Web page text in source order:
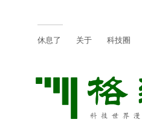
休息了 关于 科技圈